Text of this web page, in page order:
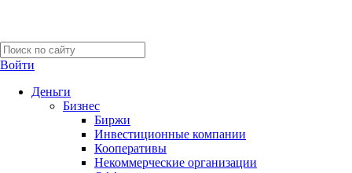
Войти
Деньги
Бизнес
Биржи
Инвестиционные компании
Кооперативы
Некоммерческие организации